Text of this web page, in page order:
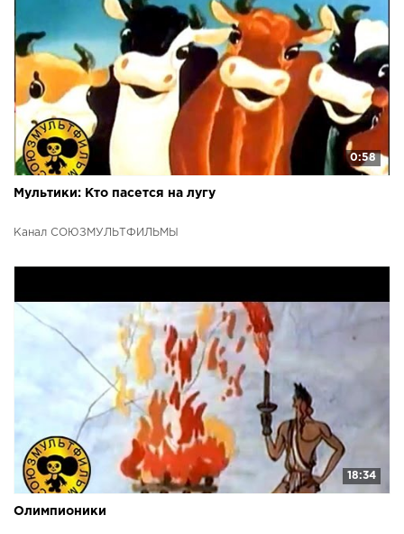
0:58
Мультики: Кто пасется на лугу
Канал СОЮЗМУЛЬТФИЛЬМЫ
18:34
Олимпионики